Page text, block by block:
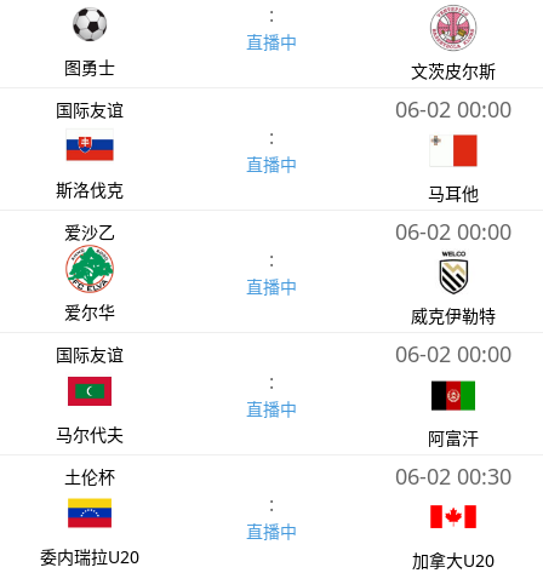
图勇士
:
直播中
文茨皮尔斯
国际友谊
斯洛伐克
:
直播中
06-02 00:00
马耳他
爱沙乙
爱尔华
:
直播中
06-02 00:00
威克伊勒特
国际友谊
马尔代夫
:
直播中
06-02 00:00
阿富汗
土伦杯
委内瑞拉U20
:
直播中
06-02 00:30
加拿大U20